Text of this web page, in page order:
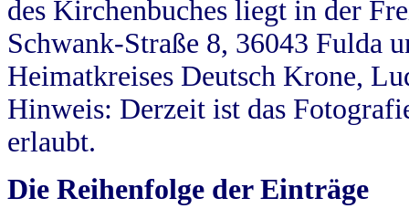
des Kirchenbuches liegt in der
Schwank-Straße 8, 36043 Fulda
Heimatkreises Deutsch Krone,
Hinweis: Derzeit ist das
erlaubt.
Die Reihenfolge der Einträge